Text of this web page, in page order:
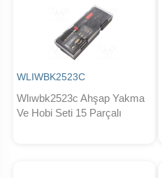
WLIWBK2523C
Wlıwbk2523c Ahşap Yakma
Ve Hobi Seti 15 Parçalı